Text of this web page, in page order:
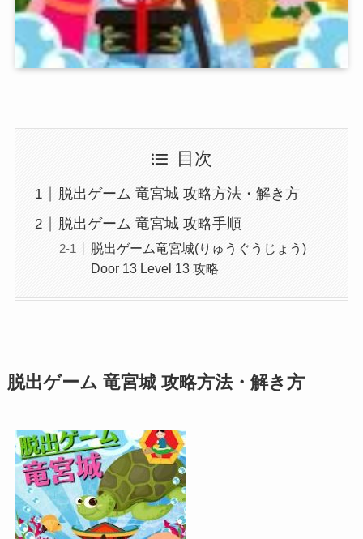
目次
脱出ゲーム 竜宮城 攻略方法・解き方
脱出ゲーム 竜宮城 攻略手順
脱出ゲーム竜宮城(りゅうぐうじょう)
Door 13 Level 13 攻略
脱出ゲーム 竜宮城 攻略方法・解き方